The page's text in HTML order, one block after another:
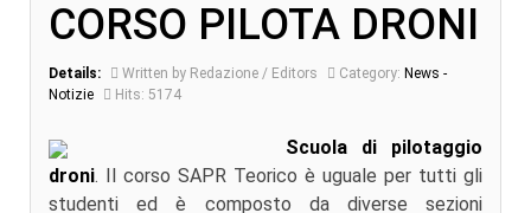
CORSO PILOTA DRONI
Details: Written by Redazione / Editors Category: News -
Notizie
Hits: 5174
Scuola di pilotaggio
droni. Il corso SAPR Teorico è uguale per tutti gli
studenti ed è composto da diverse sezioni